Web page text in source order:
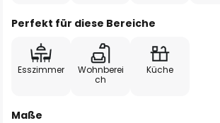
Perfekt für diese Bereiche
Esszimmer
Wohnberei
ch
Küche
Maße